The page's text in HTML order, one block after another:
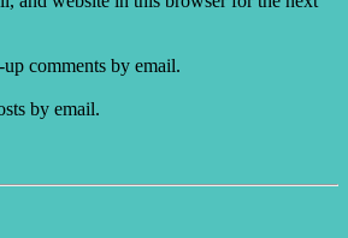
comments by email.
by email.